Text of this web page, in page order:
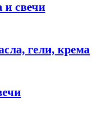
свечи
гели, крема